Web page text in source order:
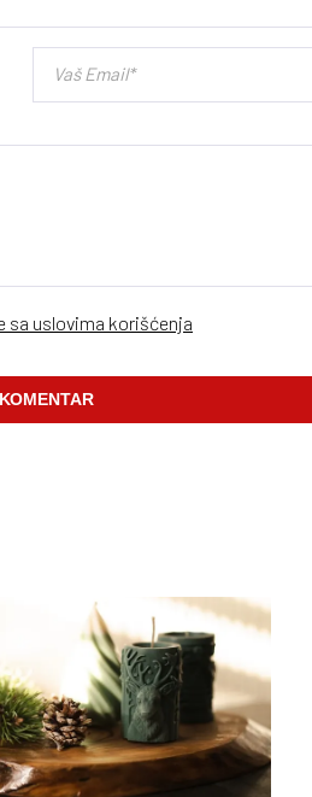
sa uslovima korišćenja